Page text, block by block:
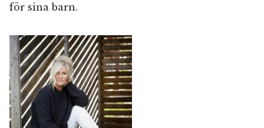
för sina barn.